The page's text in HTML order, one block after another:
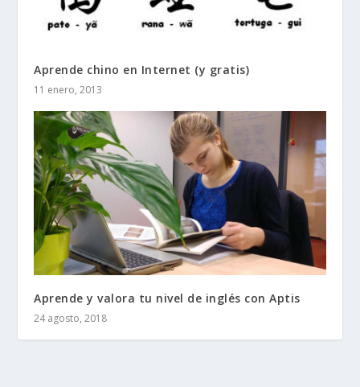
Aprende chino en Internet (y gratis)
11 enero, 2013
Aprende y valora tu nivel de inglés con Aptis
24 agosto, 2018